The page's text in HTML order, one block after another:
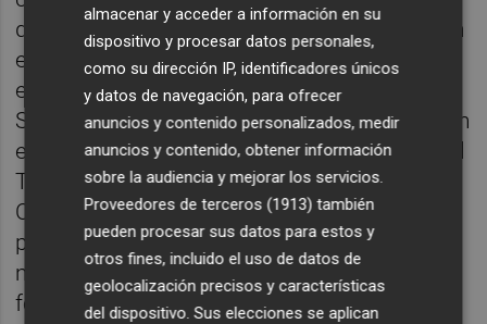
que abrirá los conciertos el 17 de octubre en
el Recinto Multiusos con su único concierto
en la provincia; el espectáculo ‘Los Rebeldes
Sinfónico’ junto a la SAMVO y la participación
especial de Dani Nel·lo el 18 de octubre en el
Teatro Mónaco; así como el regreso de la
Orquesta Panorama el 20 de octubre en la
plaza Miralpeix con uno de los espectáculos
más multitudinarios de la programación
festiva.
almacenar y acceder a información en su
dispositivo y procesar datos personales,
como su dirección IP, identificadores únicos
y datos de navegación, para ofrecer
anuncios y contenido personalizados, medir
anuncios y contenido, obtener información
sobre la audiencia y mejorar los servicios.
Proveedores de terceros (1913) también
pueden procesar sus datos para estos y
otros fines, incluido el uso de datos de
geolocalización precisos y características
del dispositivo. Sus elecciones se aplican